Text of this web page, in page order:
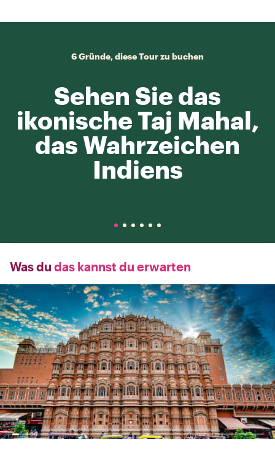
6 Gründe, diese Tour zu buchen
Sehen Sie das
ikonische Taj Mahal,
das Wahrzeichen
Indiens
Was du das kannst du erwarten